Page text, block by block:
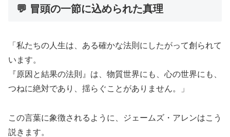
💬 冒頭の一節に込められた真理
「私たちの人生は、ある確かな法則にしたがって創られて
います。
『原因と結果の法則』は、物質世界にも、心の世界にも、
つねに絶対であり、揺らぐことがありません。」
この言葉に象徴されるように、ジェームズ・アレンはこう
説きます。